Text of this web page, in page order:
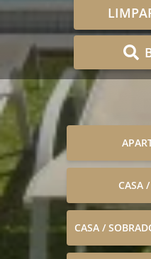
CASA
CASA /